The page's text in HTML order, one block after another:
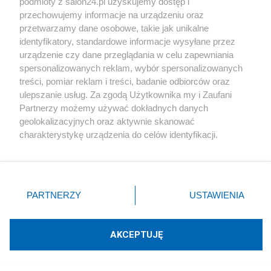
Sport
Społeczeństwo
Kultura
Web Content Media sp. z o. o. © 2022
Praca Reklama
przechowujemy informacje na urządzeniu oraz
przetwarzamy dane osobowe, takie jak unikalne
identyfikatory, standardowe informacje wysyłane przez
urządzenie czy dane przeglądania w celu zapewniania
spersonalizowanych reklam, wybór spersonalizowanych
treści, pomiar reklam i treści, badanie odbiorców oraz
ulepszanie usług. Za zgodą Użytkownika my i Zaufani
Partnerzy możemy używać dokładnych danych
geolokalizacyjnych oraz aktywnie skanować
charakterystykę urządzenia do celów identyfikacji.
zmienić/wycofać klikając przycisk ustawień prywatności
znajdujący się w lewym dolnym rogu strony
rodzaje przetwarzania danych nie wymagają zgody
użytkownika, ale masz prawo sprzeciwić się takiemu
PARTNERZY USTAWIENIA
AKCEPTUJĘ